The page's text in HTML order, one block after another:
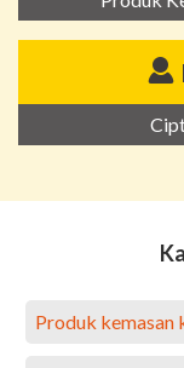
Produk kemasan